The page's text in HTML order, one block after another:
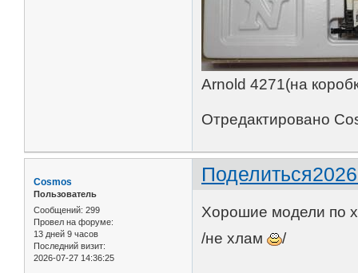
Arnold 4271(на
Отредактировано
Поделиться
Cosmos
Пользователь
Сообщений: 299
Провел на форуме:
13 дней 9 часов
Последний визит:
2026-07-27 14:36:25
Хорошие модели по
/не хлам
/